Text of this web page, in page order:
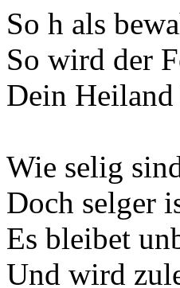
So h als
So wird der
Dein
Wie selig
Doch selger
Es bleibet
Und wird